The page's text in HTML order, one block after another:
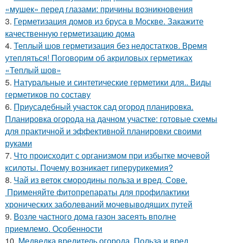
«мушек» перед глазами: причины возникновения
3. Герметизация домов из бруса в Москве. Закажите
качественную герметизацию дома
4. Теплый шов герметизация без недостатков. Время
утепляться! Поговорим об акриловых герметиках
«Теплый шов»
5. Натуральные и синтетические герметики для.. Виды
герметиков по составу
6. Приусадебный участок сад огород планировка.
Планировка огорода на дачном участке: готовые схемы
для практичной и эффективной планировки своими
руками
7. Что происходит с организмом при избытке мочевой
ксилоты. Почему возникает гиперурикемия?
8. Чай из веток смородины польза и вред. Сове.
Применяйте фитопрепараты для профилактики
хронических заболеваний мочевыводящих путей
9. Возле частного дома газон засеять вполне
приемлемо. Особенности